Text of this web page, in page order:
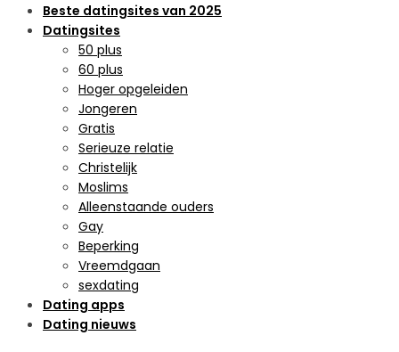
Beste datingsites van 2025
Datingsites
50 plus
60 plus
Hoger opgeleiden
Jongeren
Gratis
Serieuze relatie
Christelijk
Moslims
Alleenstaande ouders
Gay
Beperking
Vreemdgaan
sexdating
Dating apps
Dating nieuws